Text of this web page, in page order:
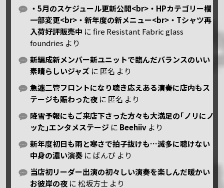
・5月のスケジュール更新公開<br>・HPカテゴリー欄
一部変更<br>・新年度の新メニュー<br>・Tシャツ再
入荷好評販売中 にfire Resistant Fabric glass
foundries より
新編成新メンバー新ユニットで臨んだバランスのいい
素晴らしいジャズ に 匿名 より
急遽二管フロントになり聴き応えある演奏に店内もス
テージも賑わった夜 に 匿名 より
降雪予報にもご来店下さった方々も大満足の｢ノリにノ
ッた｣エンタメステージ に Beehiiv より
新年度初日も雨と寒さで拍子抜けも…滅多に聴けない
中身の濃い演奏 に ばんび より
当店初リーダー出演の初々しい演奏を楽しんだ暖かい
お彼岸の夜 に松坂方士 より